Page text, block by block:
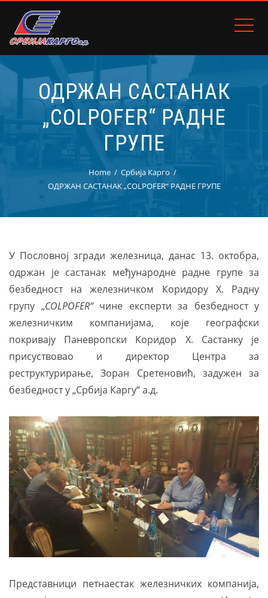
ОДРЖАН САСТАНАК
„COLPOFER“ РАДНЕ
ГРУПЕ
Home
Србија Карго
ОДРЖАН САСТАНАК „COLPOFER“ РАДНЕ ГРУПЕ
У Пословној згради железница, данас 13. октобра,
одржан је састанак међународне радне групе за
безбедност на железничком Коридору Х. Радну
групу „COLPOFER“ чине експерти за безбедност у
железничким компанијама, које географски
покривају Паневропски Коридор Х. Састанку је
присуствовао и директор Центра за
реструктурирање, Зоран Сретеновић, задужен за
безбедност у „Србија Каргу“ а.д.
Представници петнаестак железничких компанија,